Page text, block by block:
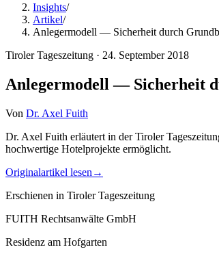
Insights/
Artikel/
Anlegermodell — Sicherheit durch
Tiroler Tageszeitung · 24. September 2018
Anlegermodell — Sicherheit
Von Dr. Axel Fuith
Dr. Axel Fuith erläutert in der Tiroler
hochwertige Hotelprojekte ermöglicht.
Originalartikel lesen →
Erschienen in Tiroler Tageszeitung
FUITH Rechtsanwälte GmbH
Residenz am Hofgarten